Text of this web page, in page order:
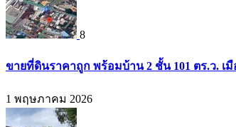
8
ขายที่ดินราคาถูก พร้อมบ้าน 2 ชั้น 101 ตร.ว. เ
1 พฤษภาคม 2026